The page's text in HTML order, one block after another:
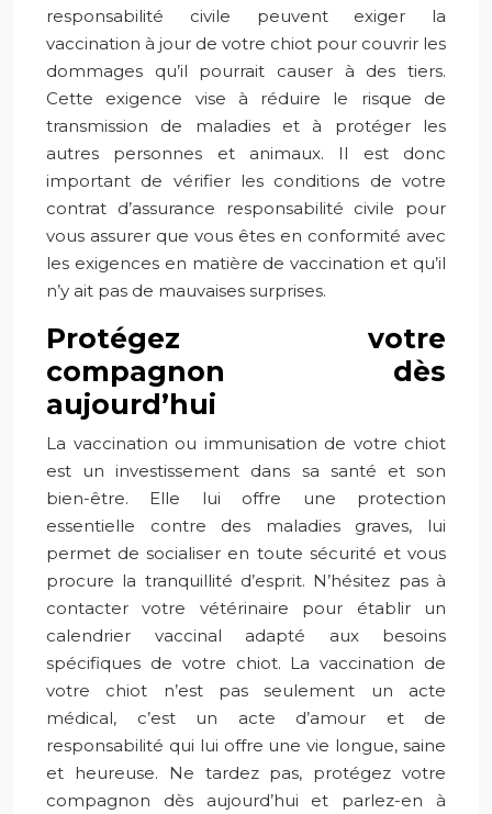
responsabilité civile peuvent exiger la
vaccination à jour de votre chiot pour couvrir les
dommages qu’il pourrait causer à des tiers.
Cette exigence vise à réduire le risque de
transmission de maladies et à protéger les
autres personnes et animaux. Il est donc
important de vérifier les conditions de votre
contrat d’assurance responsabilité civile pour
vous assurer que vous êtes en conformité avec
les exigences en matière de vaccination et qu’il
n’y ait pas de mauvaises surprises.
Protégez votre
compagnon dès
aujourd’hui
La vaccination ou immunisation de votre chiot
est un investissement dans sa santé et son
bien-être. Elle lui offre une protection
essentielle contre des maladies graves, lui
permet de socialiser en toute sécurité et vous
procure la tranquillité d’esprit. N’hésitez pas à
contacter votre vétérinaire pour établir un
calendrier vaccinal adapté aux besoins
spécifiques de votre chiot. La vaccination de
votre chiot n’est pas seulement un acte
médical, c’est un acte d’amour et de
responsabilité qui lui offre une vie longue, saine
et heureuse. Ne tardez pas, protégez votre
compagnon dès aujourd’hui et parlez-en à